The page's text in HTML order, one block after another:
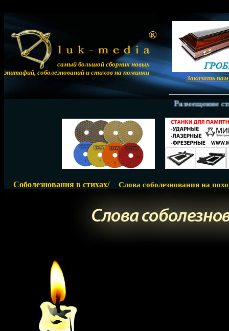
самый большой сборник новых
эпитафий, соболезнований и стихов на поминки
Заказать
Размещение
Соболезнования в стихах/ Слова соболезнования на